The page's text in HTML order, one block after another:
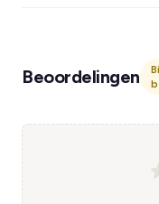
Beoordelingen